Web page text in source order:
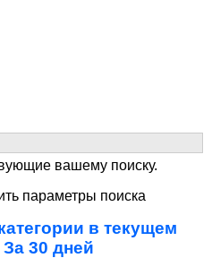
вашему поиску.
параметры поиска
в текущем
За 30 дней